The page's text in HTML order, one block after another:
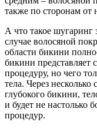
также по сторонам от
А что такое
случае волосяной
области бикини
бикини представляет
процедуру, но чего
тела. Через
глубокого бикини,
и будет не настолько
процедур.